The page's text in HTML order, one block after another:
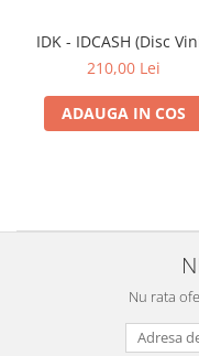
IDK - IDCASH (Disc
210,00 Lei
ADAUGA IN COS
Nu rata